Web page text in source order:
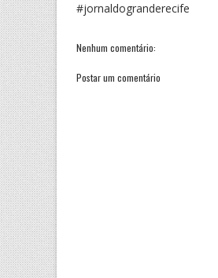
#jornaldogranderecife
Nenhum comentário:
Postar um comentário